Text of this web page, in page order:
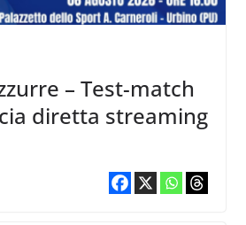
– Test-match
diretta streaming